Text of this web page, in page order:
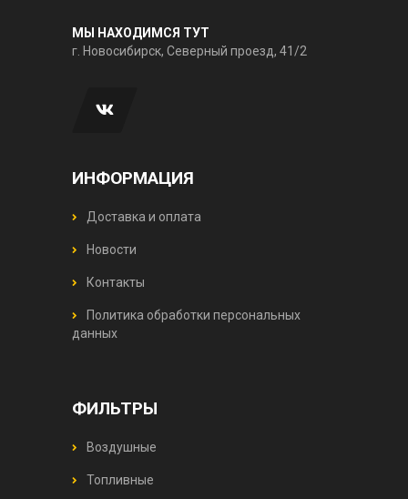
МЫ НАХОДИМСЯ ТУТ
г. Новосибирск, Северный проезд, 41/2
ИНФОРМАЦИЯ
Доставка и оплата
Новости
Контакты
Политика обработки персональных
данных
ФИЛЬТРЫ
Воздушные
Топливные